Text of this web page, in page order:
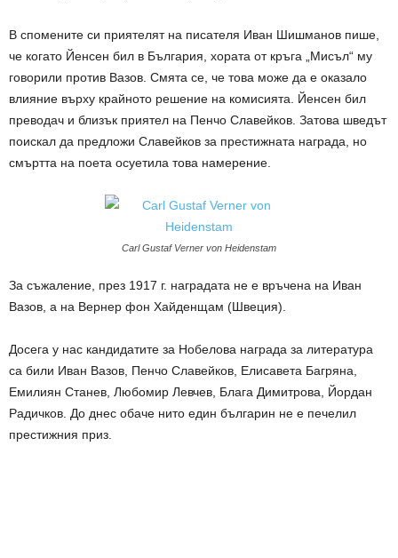
В спомените си приятелят на писателя Иван Шишманов пише,
че когато Йенсен бил в България, хората от кръга „Мисъл“ му
говорили против Вазов. Смята се, че това може да е оказало
влияние върху крайното решение на комисията. Йенсен бил
преводач и близък приятел на Пенчо Славейков. Затова шведът
поискал да предложи Славейков за престижната награда, но
смъртта на поета осуетила това намерение.
Carl Gustaf Verner von Heidenstam
За съжаление, през 1917 г. наградата не е връчена на Иван
Вазов, а на Вернер фон Хайденщам (Швеция).
Досега у нас кандидатите за Нобелова награда за литература
са били Иван Вазов, Пенчо Славейков, Елисавета Багряна,
Емилиян Станев, Любомир Левчев, Блага Димитрова, Йордан
Радичков. До днес обаче нито един българин не е печелил
престижния приз.